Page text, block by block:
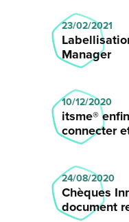
23/02/2021
Manager
10/12/2020
itsme®
connecter
24/08/2020
Chèques
document